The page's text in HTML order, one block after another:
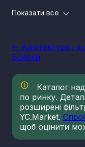
11 ФОП
напрямком
Виторг компаній у
Архітектура і
важливих для
Такі послуги
та добробуту
дизайнерів та
популярності на
розширились та
Показати все
<- Архітектура і
Боярки
Каталог
по ринку.
розширені
YC.Market.
щоб оцінити